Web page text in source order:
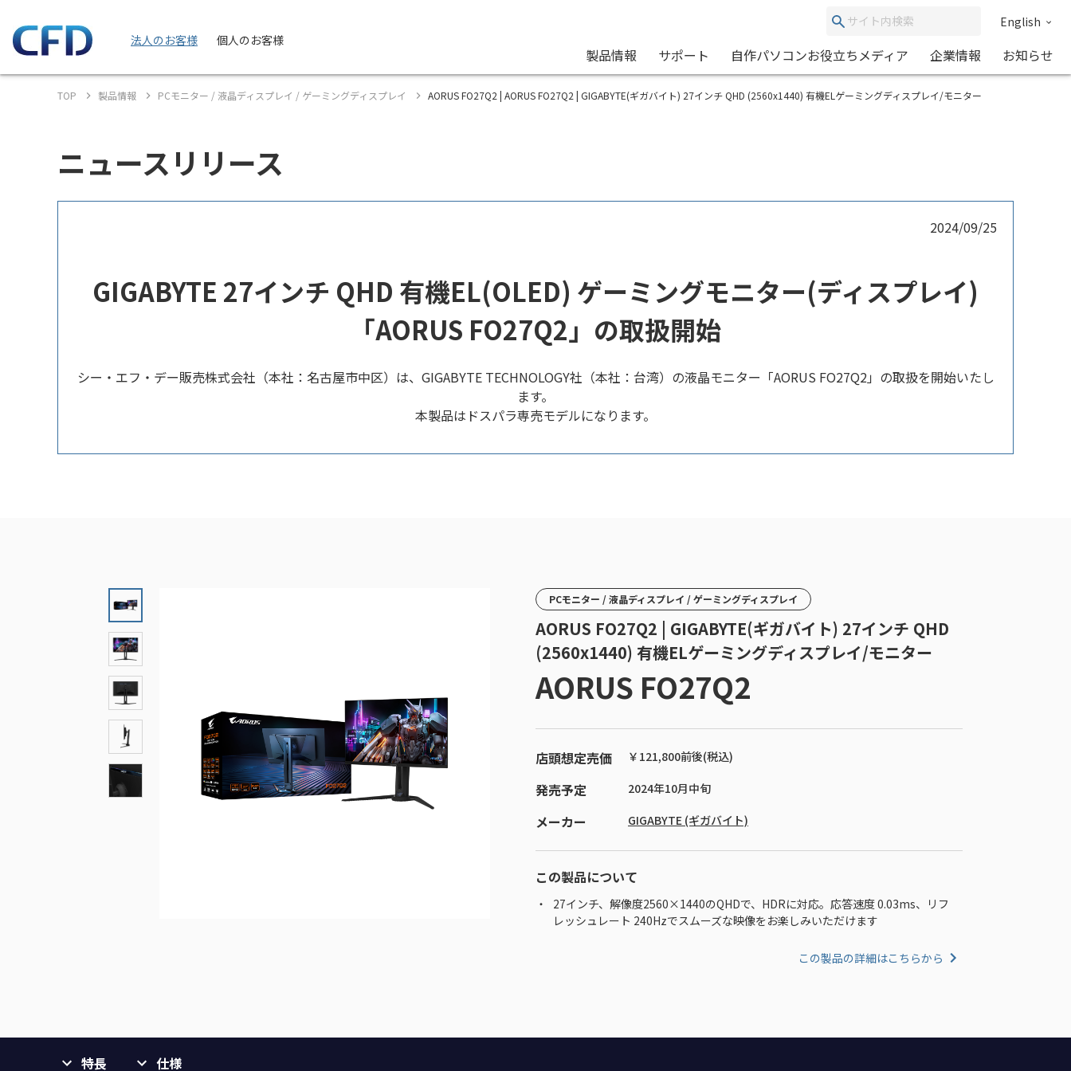
法人のお客様 個人のお客様
English
製品情報 サポート 自作パソコンお役立ちメディア 企業情報 お知らせ
TOP 製品情報 PCモニター / 液晶ディスプレイ / ゲーミングディスプレイ AORUS FO27Q2 | AORUS FO27Q2 | GIGABYTE(ギガバイト) 27インチ QHD (2560x1440) 有機ELゲーミングディスプレイ/モニター
ニュースリリース
2024/09/25
GIGABYTE 27インチ QHD 有機EL(OLED) ゲーミングモニター(ディスプレイ)
「AORUS FO27Q2」の取扱開始
シー・エフ・デー販売株式会社（本社：名古屋市中区）は、GIGABYTE TECHNOLOGY社（本社：台湾）の液晶モニター「AORUS FO27Q2」の取扱を開始いたし
ます。
本製品はドスパラ専売モデルになります。
PCモニター / 液晶ディスプレイ / ゲーミングディスプレイ
AORUS FO27Q2 | GIGABYTE(ギガバイト) 27インチ QHD
(2560x1440) 有機ELゲーミングディスプレイ/モニター
AORUS FO27Q2
店頭想定売価 ￥121,800前後(税込)
発売予定 2024年10月中旬
メーカー GIGABYTE (ギガバイト)
この製品について
27インチ、解像度2560×1440のQHDで、HDRに対応。応答速度 0.03ms、リフ
レッシュレート 240Hzでスムーズな映像をお楽しみいただけます
この製品の詳細はこちらから
特長 仕様